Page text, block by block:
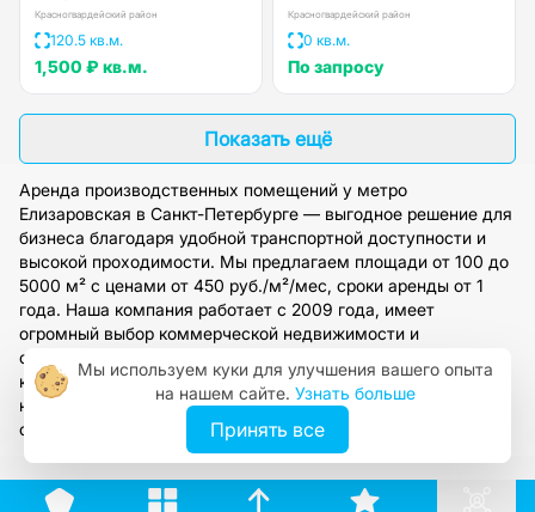
Красногвардейский район
120.5 кв.м.
1,500 ₽ кв.м.
Красногвардейский район
0 кв.м.
По запросу
Показать ещё
Аренда производственных помещений у метро
Елизаровская в Санкт-Петербурге — выгодное решение для
бизнеса благодаря удобной транспортной доступности и
высокой проходимости. Мы предлагаем площади от 100 до
5000 м² с ценами от 450 руб./м²/мес, сроки аренды от 1
года. Наша компания работает с 2009 года, имеет
огромный выбор коммерческой недвижимости и
сотрудничает напрямую с собственниками. Получите
консультацию по подбору помещения и полному
юридическому сопровождению — оставьте заявку на
сайте.
Мы используем куки для улучшения вашего опыта
на нашем сайте. Узнать больше
Принять все